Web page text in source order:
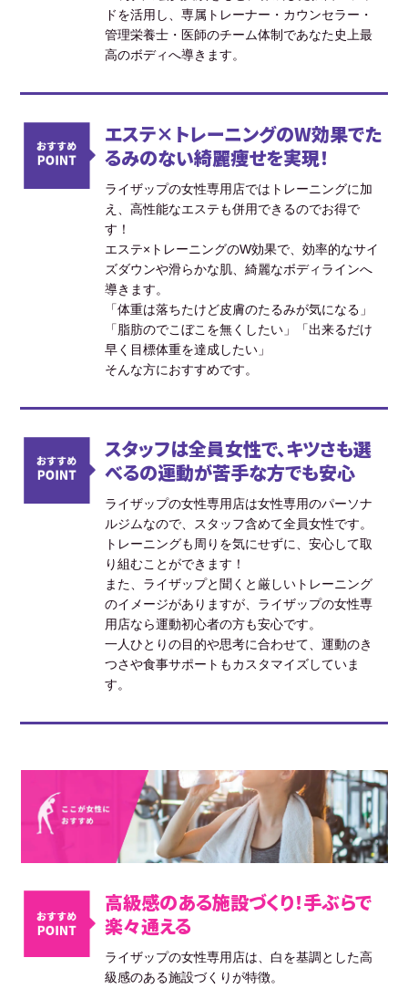
ドを活用し、専属トレーナー・カウンセラー・
管理栄養士・医師のチーム体制であなた史上最
高のボディへ導きます。
エステ×トレーニングのW効果でた
るみのない綺麗痩せを実現！
ライザップの女性専用店ではトレーニングに加
え、高性能なエステも併用できるのでお得で
す！
エステ×トレーニングのW効果で、効率的なサイ
ズダウンや滑らかな肌、綺麗なボディラインへ
導きます。
「体重は落ちたけど皮膚のたるみが気になる」
「脂肪のでこぼこを無くしたい」「出来るだけ
早く目標体重を達成したい」
そんな方におすすめです。
スタッフは全員女性で、キツさも選
べるの運動が苦手な方でも安心
ライザップの女性専用店は女性専用のパーソナ
ルジムなので、スタッフ含めて全員女性です。
トレーニングも周りを気にせずに、安心して取
り組むことができます！
また、ライザップと聞くと厳しいトレーニング
のイメージがありますが、ライザップの女性専
用店なら運動初心者の方も安心です。
一人ひとりの目的や思考に合わせて、運動のき
つさや食事サポートもカスタマイズしていま
す。
高級感のある施設づくり！手ぶらで
楽々通える
ライザップの女性専用店は、白を基調とした高
級感のある施設づくりが特徴。